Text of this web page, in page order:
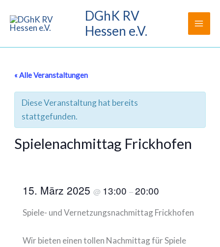
Inhalt
springen
DGhK RV
Hessen e.V.
« Alle Veranstaltungen
Diese Veranstaltung hat bereits
stattgefunden.
Spielenachmittag Frickhofen
15. März 2025@ 13:00–20:00
Spiele- und Vernetzungsnachmittag Frickhofen
Wir bieten einen tollen Nachmittag für Spiele